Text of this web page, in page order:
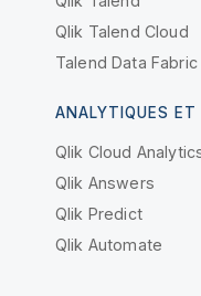
Qlik Talend Cloud
Talend Data Fabric
ANALYTIQUES ET
Qlik Cloud
Qlik Answers
Qlik Predict
Qlik Automate